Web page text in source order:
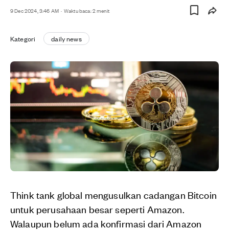
9 Dec 2024, 3:46 AM · Waktu baca: 2 menit
Kategori daily news
Think tank global mengusulkan cadangan Bitcoin
untuk perusahaan besar seperti Amazon.
Walaupun belum ada konfirmasi dari Amazon